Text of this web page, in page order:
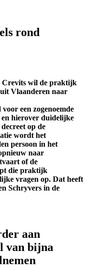
rond
Crevits wil de praktijk
Vlaanderen naar
een zogenoemde
en hierover duidelijke
op de
wordt het
persoon in het
naar
of de
die praktijk
vragen op. Dat heeft
Schryvers in de
aan
van bijna